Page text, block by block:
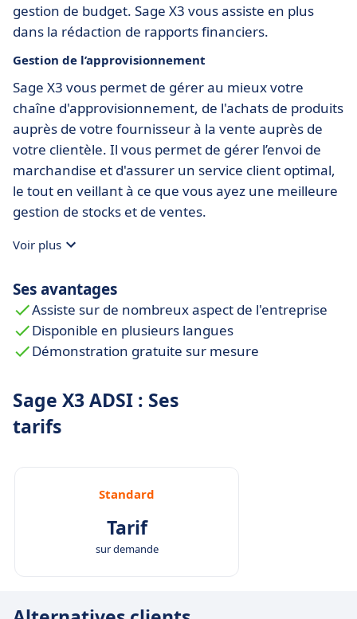
gestion de budget. Sage X3 vous assiste en plus
dans la rédaction de rapports financiers.
Gestion de l’approvisionnement
Sage X3 vous permet de gérer au mieux votre
chaîne d'approvisionnement, de l'achats de produits
auprès de votre fournisseur à la vente auprès de
votre clientèle. Il vous permet de gérer l’envoi de
marchandise et d'assurer un service client optimal,
le tout en veillant à ce que vous ayez une meilleure
gestion de stocks et de ventes.
Voir plus
Ses avantages
Assiste sur de nombreux aspect de l'entreprise
Disponible en plusieurs langues
Démonstration gratuite sur mesure
Sage X3 ADSI : Ses
tarifs
Standard
Tarif
sur demande